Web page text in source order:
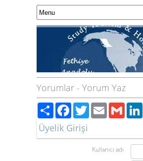
Yorumlar - Yorum Yaz
PaylaşFacebook
TwitterEmailGmail
Üyelik Girişi
Kullanıcı adı